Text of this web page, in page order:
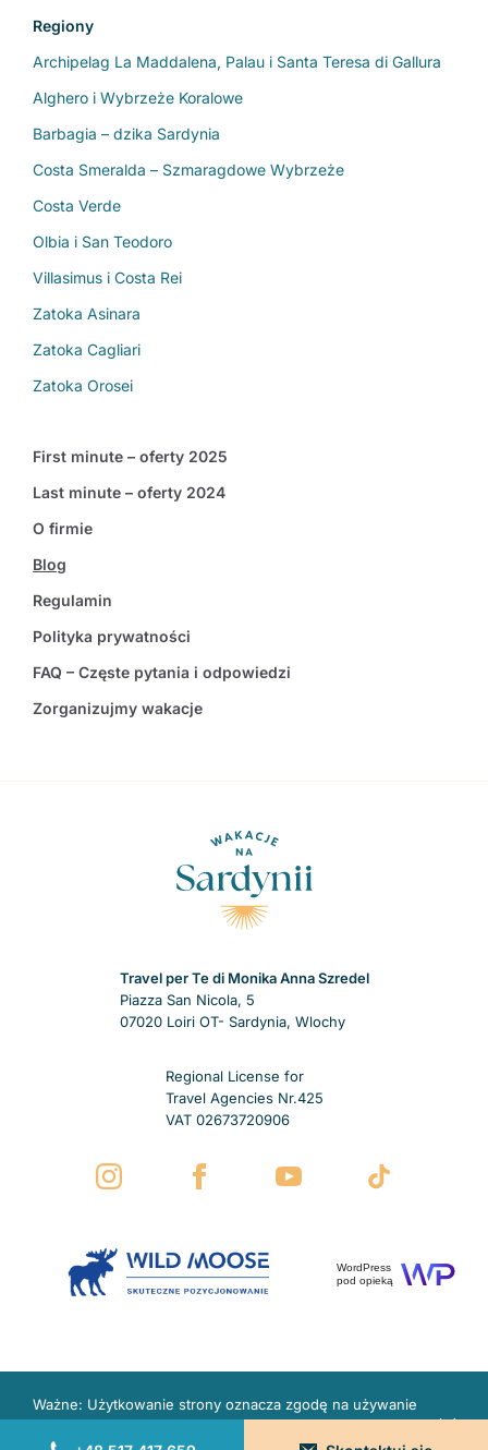
Regiony
Archipelag La Maddalena, Palau i Santa Teresa di Gallura
Alghero i Wybrzeże Koralowe
Barbagia – dzika Sardynia
Costa Smeralda – Szmaragdowe Wybrzeże
Costa Verde
Olbia i San Teodoro
Villasimus i Costa Rei
Zatoka Asinara
Zatoka Cagliari
Zatoka Orosei
First minute – oferty 2025
Last minute – oferty 2024
O firmie
Blog
Regulamin
Polityka prywatności
FAQ – Częste pytania i odpowiedzi
Zorganizujmy wakacje
Travel per Te di Monika Anna Szredel
Piazza San Nicola, 5
07020 Loiri OT- Sardynia, Wlochy
Regional License for
Travel Agencies Nr.425
VAT 02673720906
WordPress
pod opieką
Ważne: Użytkowanie strony oznacza zgodę na używanie